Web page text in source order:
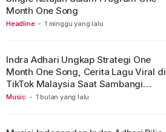
Headline - 1 minggu yang lalu
Month One Song
Music - 1 bulan yang lalu
Indra Adhari Ungkap Strategi One
Month One Song, Cerita Lagu Viral di
TikTok Malaysia Saat Sambangi
Staradio Tangerang